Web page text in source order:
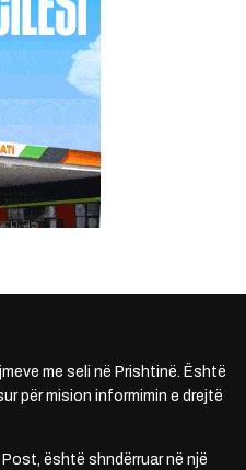
me seli në Prishtinë. Është
për mision informimin e drejtë
është shndërruar në një